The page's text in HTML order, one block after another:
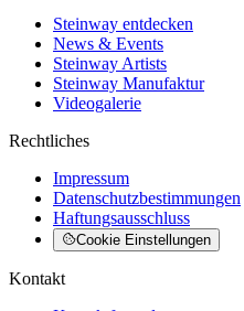
Steinway entdecken
News & Events
Steinway Artists
Steinway Manufaktur
Videogalerie
Rechtliches
Impressum
Datenschutzbestimmungen
Haftungsausschluss
Cookie Einstellungen
Kontakt